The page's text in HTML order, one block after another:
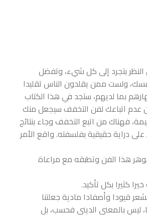
بتجرد إلى كل شيء، وتفضل
ولست ممن يقلدون الناس تقليدا
بما لديهم، ستجد في هذا الكتاب
عدم اتباعك لفن التخفف سيجعل منك
فهناك من اتبع التخفف وجاء بنتائج
دراية حقيقية بفلسفته. واقع الأمر
هذا الفن وتطبقه مع مراعاة
كثيرا بكل تأكيد.
قيودا وأصفادا مادية جعلتنا
ليس بالمعنى الديني فحسب، بل